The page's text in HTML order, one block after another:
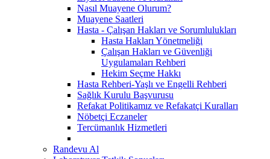
Nasıl Muayene Olurum?
Muayene Saatleri
Hasta - Çalışan Hakları ve Sorumlulukları
Hasta Hakları Yönetmeliği
Çalışan Hakları ve Güvenliği
Uygulamaları Rehberi
Hekim Seçme Hakkı
Hasta Rehberi-Yaşlı ve Engelli Rehberi
Sağlık Kurulu Başvurusu
Refakat Politikamız ve Refakatçi Kuralları
Nöbetçi Eczaneler
Tercümanlık Hizmetleri
Randevu Al